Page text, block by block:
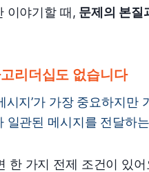
이야기할 때, 문제의 본질
리더십도 없습니다
시지’가 가장 중요하지
일관된 메시지를 전달하
한 가지 전제 조건이 있